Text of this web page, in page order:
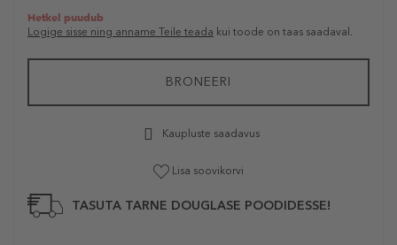
Hetkel puudub
Logige sisse ning anname Teile teada kui toode on taas saadaval.
BRONEERI
Kaupluste saadavus
Lisa soovikorvi
TASUTA TARNE DOUGLASE POODIDESSE!